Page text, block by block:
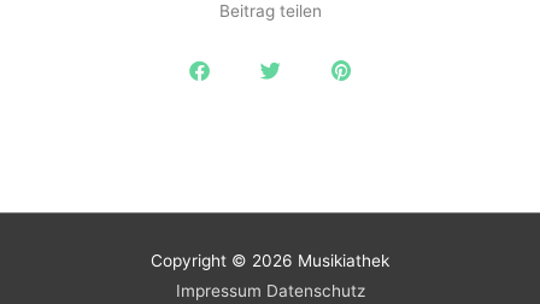
Beitrag teilen
Copyright © 2026 Musikiathek
Impressum Datenschutz